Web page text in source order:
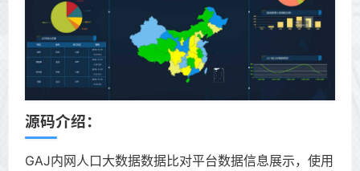
源码介绍：
GAJ内网人口大数据数据比对平台数据信息展示，使用